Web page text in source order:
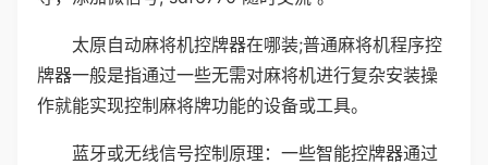
太原自动麻将机控牌器在哪装;普通麻将机程序控
牌器一般是指通过一些无需对麻将机进行复杂安装操
作就能实现控制麻将牌功能的设备或工具。
蓝牙或无线信号控制原理：一些智能控牌器通过